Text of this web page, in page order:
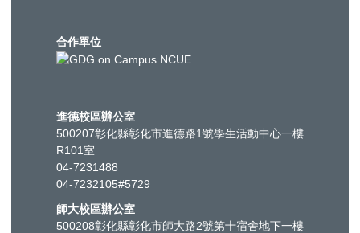
合作單位
進德校區辦公室
500207彰化縣彰化市進德路1號學生活動中心一樓
R101室
04-7231488
04-7232105#5729
師大校區辦公室
500208彰化縣彰化市師大路2號第十宿舍地下一樓